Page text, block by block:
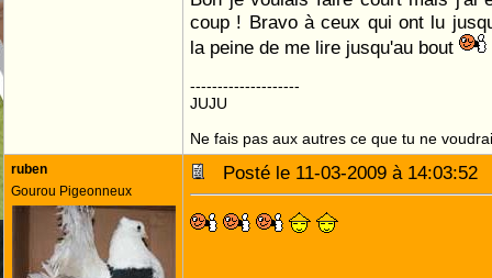
coup ! Bravo à ceux qui ont lu
la peine de me lire jusqu'au bout
--------------------
JUJU
Ne fais pas aux autres ce que tu ne
ruben
Gourou Pigeonneux
Posté le 11-03-2009 à